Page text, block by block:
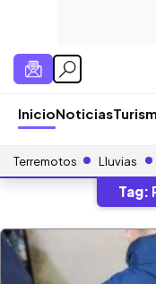
InicioNoticias
Terremotos Lluvias
Tag: